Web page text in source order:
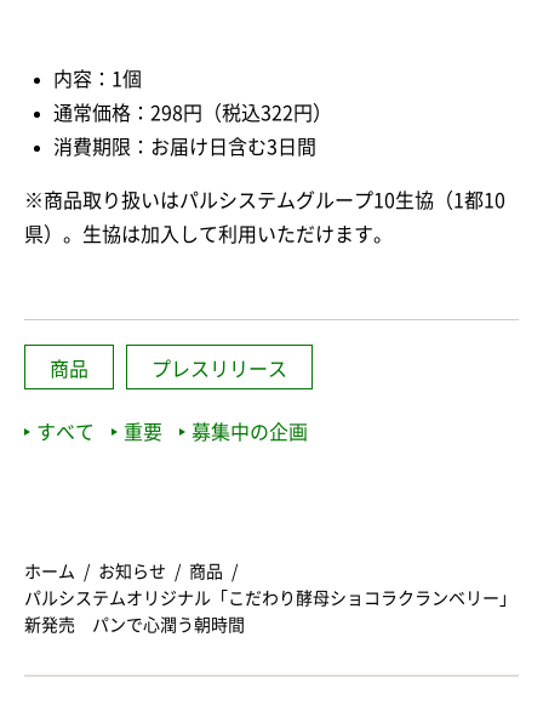
内容：1個
通常価格：298円（税込322円）
消費期限：お届け日含む3日間
※商品取り扱いはパルシステムグループ10生協（1都10
県）。生協は加入して利用いただけます。
商品 プレスリリース
すべて 重要 募集中の企画
ホーム お知らせ
商品
パルシステムオリジナル「こだわり酵母ショコラクランベリー」
新発売 パンで心潤う朝時間